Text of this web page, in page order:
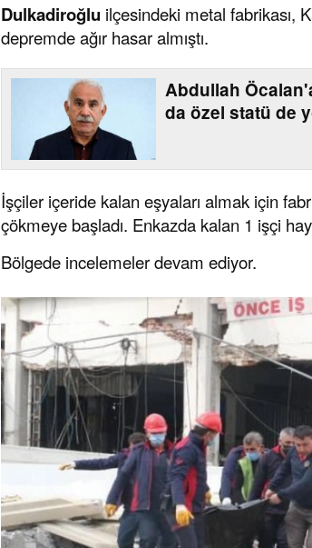
Dulkadiroğlu ilçesindeki metal fabrikası,
depremde ağır hasar almıştı.
Abdullah
da özel statü de
İşçiler içeride kalan eşyaları almak için
çökmeye başladı. Enkazda kalan 1 işçi
Bölgede incelemeler devam ediyor.